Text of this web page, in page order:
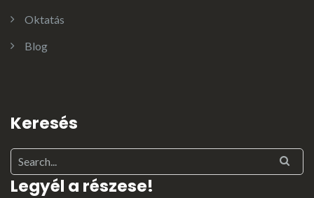
Oktatás
Blog
Keresés
Legyél a részese!